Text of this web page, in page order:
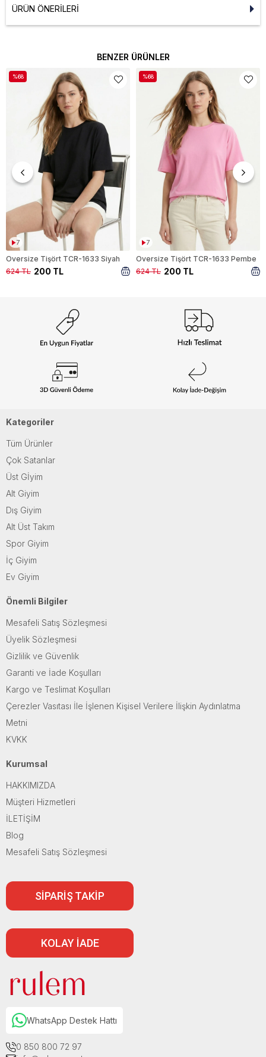
ÜRÜN ÖNERILERI
BENZER ÜRÜNLER
7
Oversize Tişört TCR-1633 Siyah
200 TL
624 TL
%68
7
Oversize Tişört TCR-1633 Pembe
200 TL
624 TL
%68
Kategoriler
Tüm Ürünler
Çok Satanlar
Üst Gİyim
Alt Giyim
Dış Giyim
Alt Üst Takım
Spor Giyim
İç Giyim
Ev Giyim
Önemli Bilgiler
Mesafeli Satış Sözleşmesi
Üyelik Sözleşmesi
Gizlilik ve Güvenlik
Garanti ve İade Koşulları
Kargo ve Teslimat Koşulları
Çerezler Vasıtası İle İşlenen Kişisel Verilere İlişkin Aydınlatma
Metni
KVKK
Kurumsal
HAKKIMIZDA
Müşteri Hizmetleri
İLETİŞİM
Blog
Mesafeli Satış Sözleşmesi
SİPARİŞ TAKİP
KOLAY İADE
WhatsApp Destek Hattı
0 850 800 72 97